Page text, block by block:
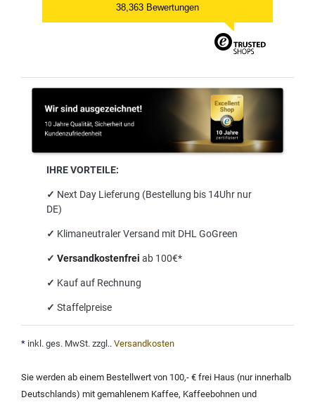
38,363 Bewertungen
IHRE VORTEILE:
✓ Next Day Lieferung (Bestellung bis 14Uhr nur
DE)
✓ Klimaneutraler Versand mit DHL GoGreen
✓ Versandkostenfrei ab 100€*
✓ Kauf auf Rechnung
✓ Staffelpreise
* inkl. ges. MwSt. zzgl.. Versandkosten
Sie werden ab einem Bestellwert von 100,- € frei Haus (nur innerhalb
Deutschlands) mit gemahlenem Kaffee, Kaffeebohnen und